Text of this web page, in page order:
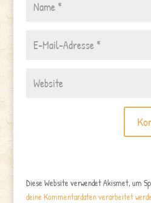
Diese Website verwendet Akismet, um
deine Kommentardaten verarbeitet